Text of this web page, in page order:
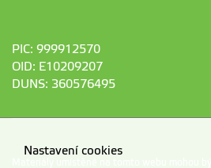
PIC: 999912570
OID: E10209207
DUNS: 360576495
Nastavení cookies